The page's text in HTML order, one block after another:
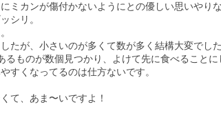
ミカンが傷付かないようにとの優しい思いやり
シリ。
たが、小さいのが多くて数が多く結構大変でした
ものが数個見つかり、よけて先に食べることに
すくなってるのは仕方ないです。
て、あま〜いですよ！